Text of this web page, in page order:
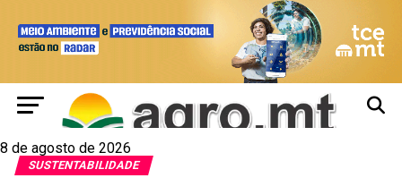
8 de agosto de 2026
SUSTENTABILIDADE